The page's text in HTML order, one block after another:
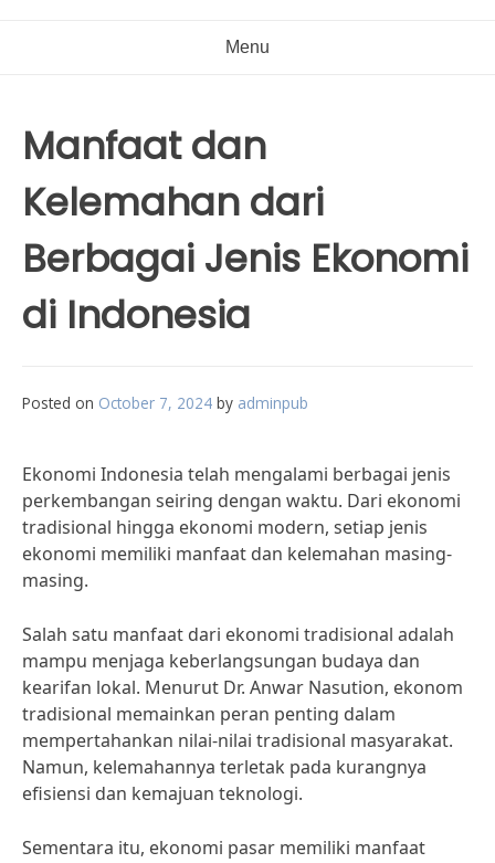
Menu
Manfaat dan
Kelemahan dari
Berbagai Jenis Ekonomi
di Indonesia
Posted on October 7, 2024 by adminpub
Ekonomi Indonesia telah mengalami berbagai jenis
perkembangan seiring dengan waktu. Dari ekonomi
tradisional hingga ekonomi modern, setiap jenis
ekonomi memiliki manfaat dan kelemahan masing-
masing.
Salah satu manfaat dari ekonomi tradisional adalah
mampu menjaga keberlangsungan budaya dan
kearifan lokal. Menurut Dr. Anwar Nasution, ekonom
tradisional memainkan peran penting dalam
mempertahankan nilai-nilai tradisional masyarakat.
Namun, kelemahannya terletak pada kurangnya
efisiensi dan kemajuan teknologi.
Sementara itu, ekonomi pasar memiliki manfaat